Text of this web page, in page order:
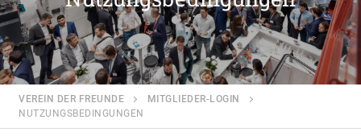
VEREIN DER FREUNDE
MITGLIEDER-LOGIN
NUTZUNGSBEDINGUNGEN